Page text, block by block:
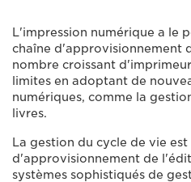
L'impression numérique a le
chaîne d'approvisionnement
nombre croissant
limites en adoptant de
numériques, comme la
livres.
La gestion du cycle de vie est
d'approvisionnement de
systèmes sophistiqués de